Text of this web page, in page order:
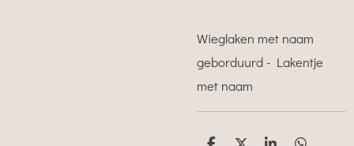
Wieglaken met naam
geborduurd - Lakentje
met naam